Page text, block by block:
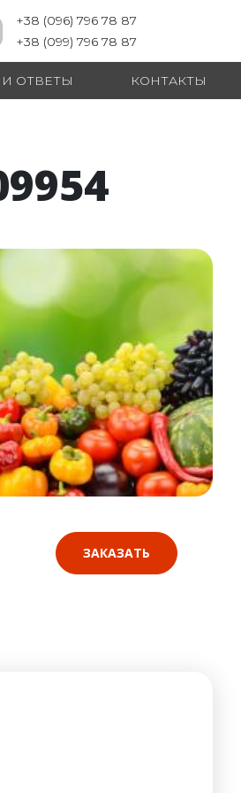
+38 (096) 796 78 87
+38 (099) 796 78 87
ОТВЕТЫ КОНТАКТЫ
ЗАКАЗАТЬ